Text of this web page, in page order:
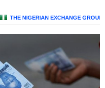
THE NIGERIAN EXCHANGE GROUP